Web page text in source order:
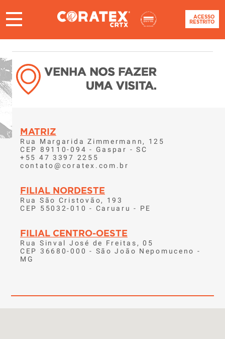
ACESSO
RESTRITO
MATRIZ
Rua Margarida Zimmermann, 125
CEP 89110-094 - Gaspar - SC
+55 47 3397 2255
contato@coratex.com.br
FILIAL NORDESTE
Rua São Cristovão, 193
CEP 55032-010 - Caruaru - PE
FILIAL CENTRO-OESTE
Rua Sinval José de Freitas, 05
CEP 36680-000 - São João Nepomuceno -
MG